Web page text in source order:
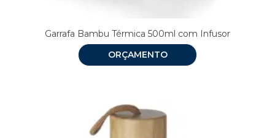
Garrafa Bambu Térmica 500ml com Infusor
ORÇAMENTO